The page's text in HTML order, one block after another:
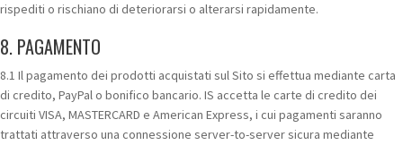
rispediti o rischiano di deteriorarsi o alterarsi rapidamente.
8. PAGAMENTO
8.1 Il pagamento dei prodotti acquistati sul Sito si effettua mediante carta
di credito, PayPal o bonifico bancario. IS accetta le carte di credito dei
circuiti VISA, MASTERCARD e American Express, i cui pagamenti saranno
trattati attraverso una connessione server-to-server sicura mediante